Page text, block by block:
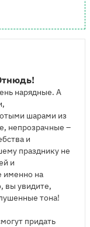
нарядные. А
шарами из
непрозрачные –
и
празднику не
и
именно на
вы увидите,
тона!
придать